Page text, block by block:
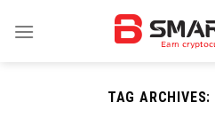
TAG ARCHIVES: